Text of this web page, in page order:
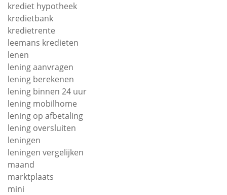
krediet hypotheek
kredietbank
kredietrente
leemans kredieten
lenen
lening aanvragen
lening berekenen
lening binnen 24 uur
lening mobilhome
lening op afbetaling
lening oversluiten
leningen
leningen vergelijken
maand
marktplaats
mini